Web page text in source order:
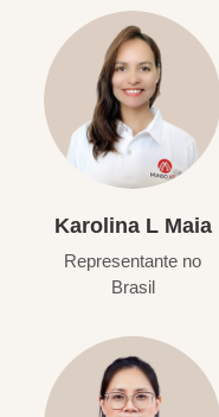
Karolina L Maia
Representante no
Brasil